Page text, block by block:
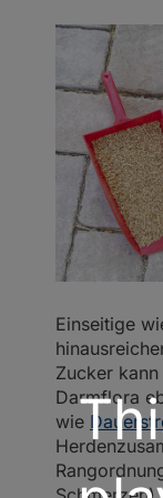
Einseitige
Zucker
Darmflora
wie